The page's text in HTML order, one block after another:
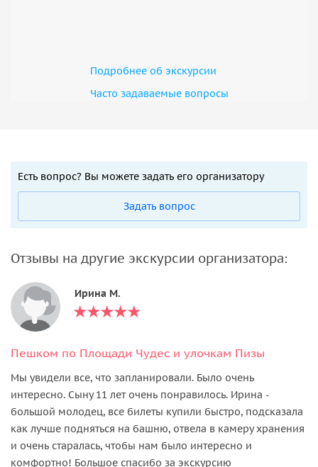
Подробнее об экскурсии
Часто задаваемые вопросы
Есть вопрос? Вы можете задать его организатору
Задать вопрос
Отзывы на другие экскурсии организатора:
Ирина М.
Пешком по Площади Чудес и улочкам Пизы
Мы увидели все, что запланировали. Было очень
интересно. Сыну 11 лет очень понравилось. Ирина -
большой молодец, все билеты купили быстро, подсказала
как лучше подняться на башню, отвела в камеру хранения
и очень старалась, чтобы нам было интересно и
комфортно! Большое спасибо за экскурсию